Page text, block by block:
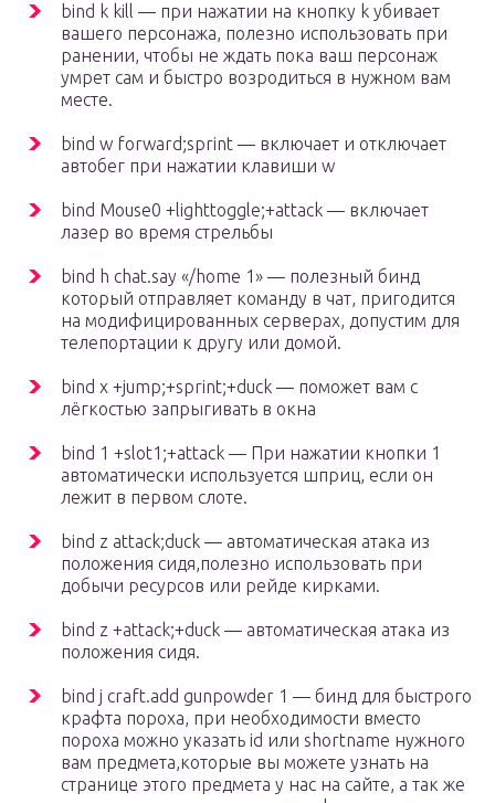
bind k kill — при нажатии на кнопку k убивает
вашего персонажа, полезно использовать при
ранении, чтобы не ждать пока ваш персонаж
умрет сам и быстро возродиться в нужном вам
месте.
bind w forward;sprint — включает и отключает
автобег при нажатии клавиши w
bind Mouse0 +lighttoggle;+attack — включает
лазер во время стрельбы
bind h chat.say «/home 1» — полезный бинд
который отправляет команду в чат, пригодится
на модифицированных серверах, допустим для
телепортации к другу или домой.
bind x +jump;+sprint;+duck — поможет вам с
лёгкостью запрыгивать в окна
bind 1 +slot1;+attack — При нажатии кнопки 1
автоматически используется шприц, если он
лежит в первом слоте.
bind z attack;duck — автоматическая атака из
положения сидя,полезно использовать при
добычи ресурсов или рейде кирками.
bind z +attack;+duck — автоматическая атака из
положения сидя.
bind j craft.add gunpowder 1 — бинд для быстрого
крафта пороха, при необходимости вместо
пороха можно указать id или shortname нужного
вам предмета,которые вы можете узнать на
странице этого предмета у нас на сайте, а так же